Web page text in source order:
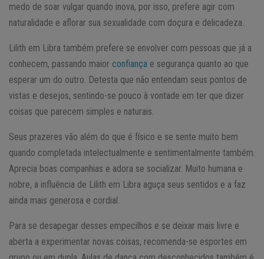
medo de soar vulgar quando inova, por isso, prefere agir com
naturalidade e aflorar sua sexualidade com doçura e delicadeza.
Lilith em Libra também prefere se envolver com pessoas que já a
conhecem, passando maior confiança e segurança quanto ao que
esperar um do outro. Detesta que não entendam seus pontos de
vistas e desejos, sentindo-se pouco à vontade em ter que dizer
coisas que parecem simples e naturais.
Seus prazeres vão além do que é físico e se sente muito bem
quando completada intelectualmente e sentimentalmente também.
Aprecia boas companhias e adora se socializar. Muito humana e
nobre, a influência de Lilith em Libra aguça seus sentidos e a faz
ainda mais generosa e cordial.
Para se desapegar desses empecilhos e se deixar mais livre e
aberta a experimentar novas coisas, recomenda-se esportes em